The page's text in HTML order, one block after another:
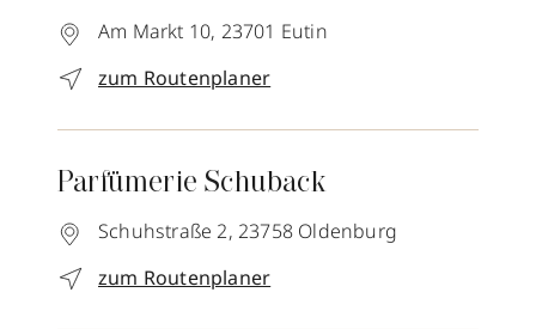
Am Markt 10, 23701 Eutin
zum Routenplaner
Parfümerie Schuback
Schuhstraße 2, 23758 Oldenburg
zum Routenplaner